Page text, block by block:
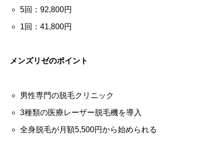
5回：92,800円
1回：41,800円
メンズリゼのポイント
男性専門の脱毛クリニック
3種類の医療レーザー脱毛機を導入
全身脱毛が月額5,500円から始められる